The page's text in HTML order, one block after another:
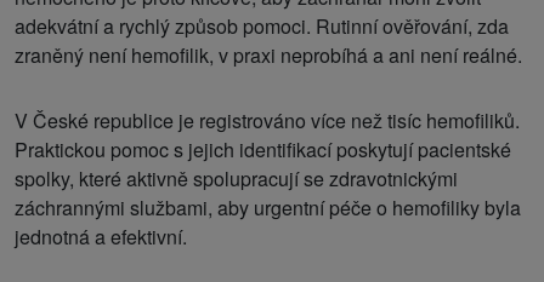
adekvátní a rychlý způsob pomoci. Rutinní ověřování, zda
zraněný není hemofilik, v praxi neprobíhá a ani není reálné.
V České republice je registrováno více než tisíc hemofiliků.
Praktickou pomoc s jejich identifikací poskytují pacientské
spolky, které aktivně spolupracují se zdravotnickými
záchrannými službami, aby urgentní péče o hemofiliky byla
jednotná a efektivní.